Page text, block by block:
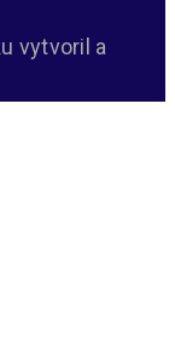
vytvoril a